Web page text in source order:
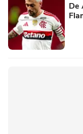
De